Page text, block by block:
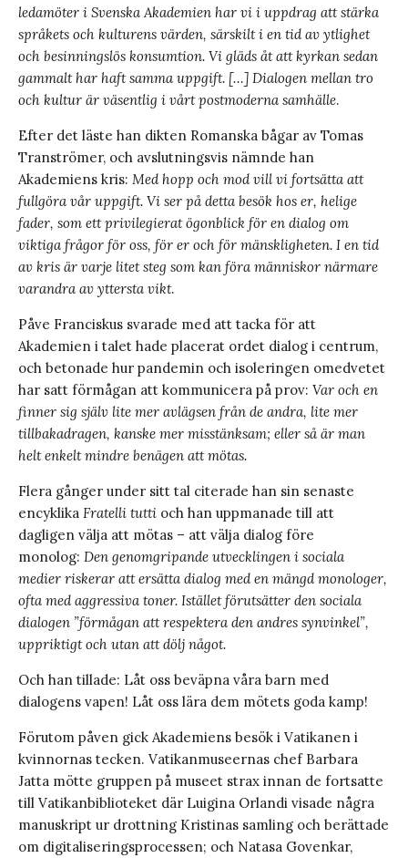
ledamöter i Svenska Akademien har vi i uppdrag att stärka
språkets och kulturens värden, särskilt i en tid av ytlighet
och besinningslös konsumtion. Vi gläds åt att kyrkan sedan
gammalt har haft samma uppgift. […] Dialogen mellan tro
och kultur är väsentlig i vårt postmoderna samhälle.
Efter det läste han dikten Romanska bågar av Tomas
Tranströmer, och avslutningsvis nämnde han
Akademiens kris: Med hopp och mod vill vi fortsätta att
fullgöra vår uppgift. Vi ser på detta besök hos er, helige
fader, som ett privilegierat ögonblick för en dialog om
viktiga frågor för oss, för er och för mänskligheten. I en tid
av kris är varje litet steg som kan föra människor närmare
varandra av yttersta vikt.
Påve Franciskus svarade med att tacka för att
Akademien i talet hade placerat ordet dialog i centrum,
och betonade hur pandemin och isoleringen omedvetet
har satt förmågan att kommunicera på prov: Var och en
finner sig själv lite mer avlägsen från de andra, lite mer
tillbakadragen, kanske mer misstänksam; eller så är man
helt enkelt mindre benägen att mötas.
Flera gånger under sitt tal citerade han sin senaste
encyklika Fratelli tutti och han uppmanade till att
dagligen välja att mötas – att välja dialog före
monolog: Den genomgripande utvecklingen i sociala
medier riskerar att ersätta dialog med en mängd monologer,
ofta med aggressiva toner. Istället förutsätter den sociala
dialogen ”förmågan att respektera den andres synvinkel”,
uppriktigt och utan att dölj något.
Och han tillade: Låt oss beväpna våra barn med
dialogens vapen! Låt oss lära dem mötets goda kamp!
Förutom påven gick Akademiens besök i Vatikanen i
kvinnornas tecken. Vatikanmuseernas chef Barbara
Jatta mötte gruppen på museet strax innan de fortsatte
till Vatikanbiblioteket där Luigina Orlandi visade några
manuskript ur drottning Kristinas samling och berättade
om digitaliseringsprocessen; och Natasa Govenkar,